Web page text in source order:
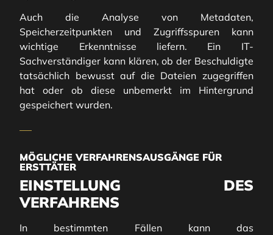
Auch die Analyse von Metadaten,
Speicherzeitpunkten und Zugriffsspuren kann
wichtige Erkenntnisse liefern. Ein IT-
Sachverständiger kann klären, ob der Beschuldigte
tatsächlich bewusst auf die Dateien zugegriffen
hat oder ob diese unbemerkt im Hintergrund
gespeichert wurden.
MÖGLICHE VERFAHRENSAUSGÄNGE FÜR
ERSTTÄTER
EINSTELLUNG DES
VERFAHRENS
In bestimmten Fällen kann das